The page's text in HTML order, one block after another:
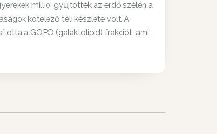
milliói gyűjtötték az erdő szélén a
kötelező téli készlete volt. A
a GOPO (galaktolipid) frakciót, ami